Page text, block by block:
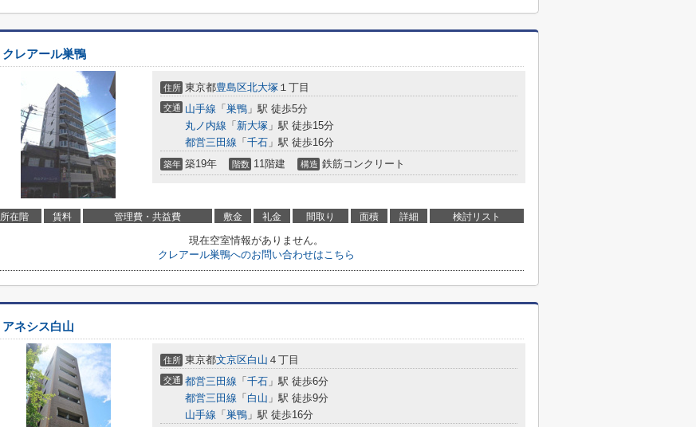
クレアール巣鴨
住所 東京都豊島区北大塚 １丁目
交通 山手線 「 巣鴨 」駅 徒歩5分
丸ノ内線 「 新大塚 」駅 徒歩15分
都営三田線 「 千石 」駅 徒歩16分
築年 築19年 階数 11階建 構造 鉄筋コンクリート
所在階 賃料 管理費・共益費 敷金 礼金 間取り 面積 詳細 検討リスト
現在空室情報がありません。
クレアール巣鴨へのお問い合わせはこちら
アネシス白山
住所 東京都文京区白山 ４丁目
交通 都営三田線 「 千石 」駅 徒歩6分
都営三田線 「 白山 」駅 徒歩9分
山手線 「 巣鴨 」駅 徒歩16分